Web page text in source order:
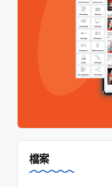
檔案